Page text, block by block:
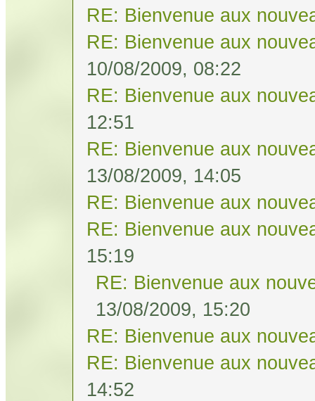
RE: Bienvenue aux
RE: Bienvenue aux
10/08/2009, 08:22
RE: Bienvenue aux
12:51
RE: Bienvenue aux
13/08/2009, 14:05
RE: Bienvenue aux
RE: Bienvenue aux
15:19
RE: Bienvenue aux
13/08/2009, 15:20
RE: Bienvenue aux
RE: Bienvenue aux
14:52